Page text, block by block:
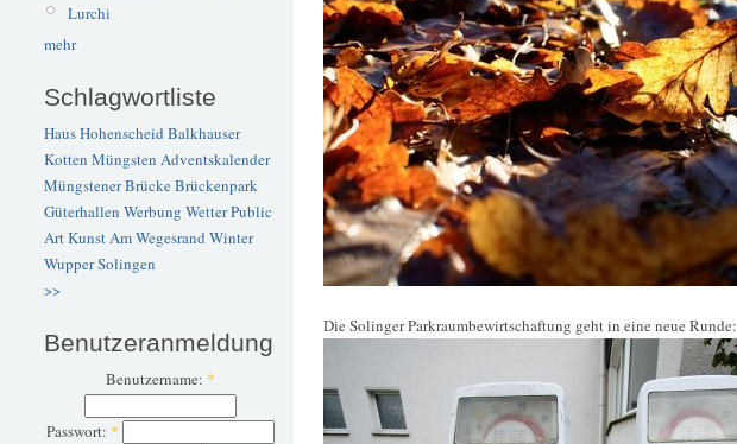
Lurchi
mehr
Schlagwortliste
Haus Hohenscheid Balkhauser
Kotten Müngsten Adventskalender
Müngstener BrückeBrückenpark
Güterhallen Werbung WetterPublic
ArtKunstAm Wegesrand Winter
WupperSolingen
>>
Benutzeranmeldung
Benutzername: *
Passwort: *
Die Solinger Parkraumbewirtschaftung geht in eine neue Runde: